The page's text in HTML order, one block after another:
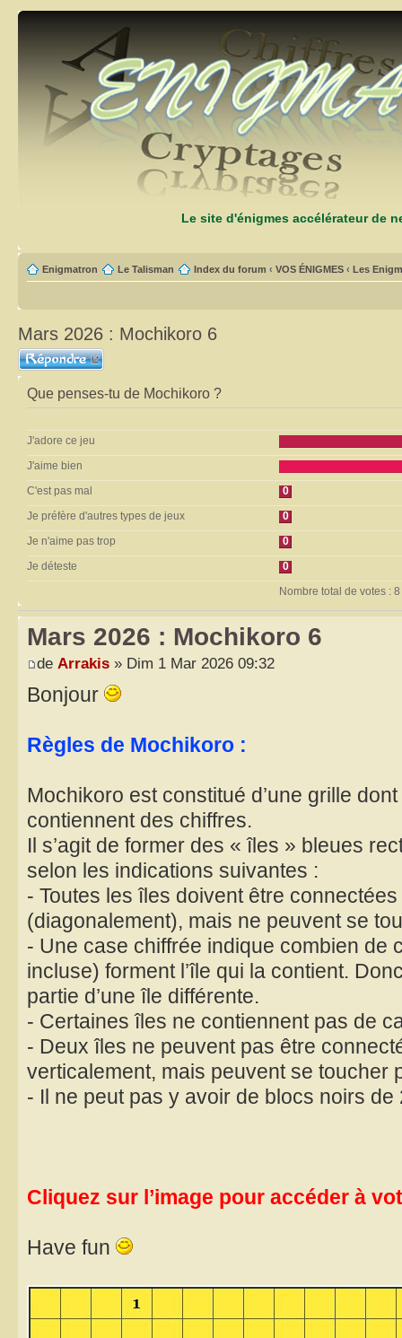
Le site d'énigmes accélérateur de
Enigmatron Le Talisman Index du forum ‹ VOS ÉNIGMES ‹ Les
Mars 2026 : Mochikoro 6
Répondre
Que penses-tu de Mochikoro ?
J'adore ce jeu
J'aime bien
C'est pas mal
0
Je préfère d'autres types de jeux
0
Je n'aime pas trop
0
Je déteste
0
Nombre total de votes : 8
Mars 2026 : Mochikoro 6
de Arrakis » Dim 1 Mar 2026 09:32
Bonjour
Règles de Mochikoro :
Mochikoro est constitué d’une grille
contiennent des chiffres.
Il s’agit de former des « îles » bleues
selon les indications suivantes :
- Toutes les îles doivent être
(diagonalement), mais ne peuvent se
- Une case chiffrée indique combien de
incluse) forment l’île qui la contient.
partie d’une île différente.
- Certaines îles ne contiennent pas de
- Deux îles ne peuvent pas être
verticalement, mais peuvent se toucher
- Il ne peut pas y avoir de blocs noirs de
Cliquez sur l’image pour accéder à
Have fun